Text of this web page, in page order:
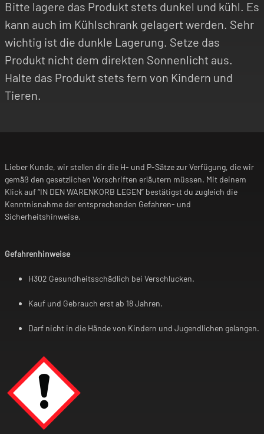
Bitte lagere das Produkt stets dunkel und kühl. Es
kann auch im Kühlschrank gelagert werden. Sehr
wichtig ist die dunkle Lagerung. Setze das
Produkt nicht dem direkten Sonnenlicht aus.
Halte das Produkt stets fern von Kindern und
Tieren.
Lieber Kunde, wir stellen dir die H- und P-Sätze zur Verfügung, die wir
gemäß den gesetzlichen Vorschriften erläutern müssen. Mit deinem
Klick auf “IN DEN WARENKORB LEGEN” bestätigst du zugleich die
Kenntnisnahme der entsprechenden Gefahren- und
Sicherheitshinweise.
Gefahrenhinweise
H302 Gesundheitsschädlich bei Verschlucken.
Kauf und Gebrauch erst ab 18 Jahren.
Darf nicht in die Hände von Kindern und Jugendlichen gelangen.